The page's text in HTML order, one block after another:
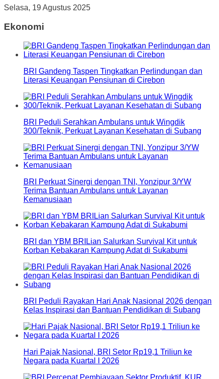
Selasa, 19 Agustus 2025
Ekonomi
BRI Gandeng Taspen Tingkatkan Perlindungan dan
Literasi Keuangan Pensiunan di Cirebon
BRI Peduli Serahkan Ambulans untuk Wingdik
300/Teknik, Perkuat Layanan Kesehatan di Subang
BRI Perkuat Sinergi dengan TNI, Yonzipur 3/YW
Terima Bantuan Ambulans untuk Layanan
Kemanusiaan
BRI dan YBM BRILian Salurkan Survival Kit untuk
Korban Kebakaran Kampung Adat di Sukabumi
BRI Peduli Rayakan Hari Anak Nasional 2026 dengan
Kelas Inspirasi dan Bantuan Pendidikan di Subang
Hari Pajak Nasional, BRI Setor Rp19,1 Triliun ke
Negara pada Kuartal I 2026